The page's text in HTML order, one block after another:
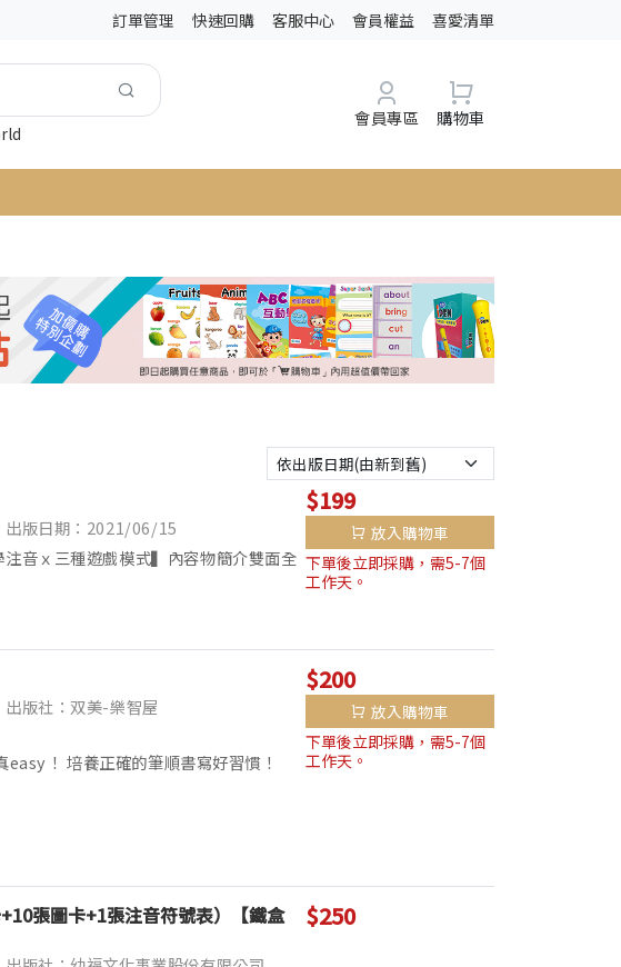
訂單管理 快速回購 客服中心 會員權益 喜愛清單
會員專區 購物車
出版日期：2021/06/15
音ｘ三種遊戲模式▍內容物簡介雙面全
$199
放入購物車
下單後立即採購，需5-7個
工作天。
出版社：双美-樂智屋
！ 培養正確的筆順書寫好習慣！
$200
放入購物車
下單後立即採購，需5-7個
工作天。
張圖卡+1張注音符號表）【鐵盒 $250